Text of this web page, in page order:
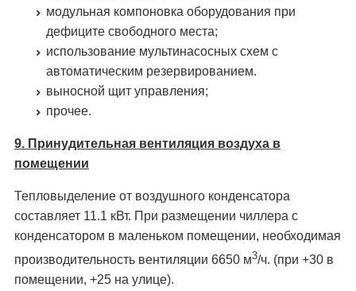
модульная компоновка оборудования при
дефиците свободного места;
использование мультинасосных схем с
автоматическим резервированием.
выносной щит управления;
прочее.
9. Принудительная вентиляция воздуха в
помещении
Тепловыделение от воздушного конденсатора
составляет 11.1 кВт. При размещении чиллера с
конденсатором в маленьком помещении, необходимая
производительность вентиляции 6650 м3/ч. (при +30 в
помещении, +25 на улице).